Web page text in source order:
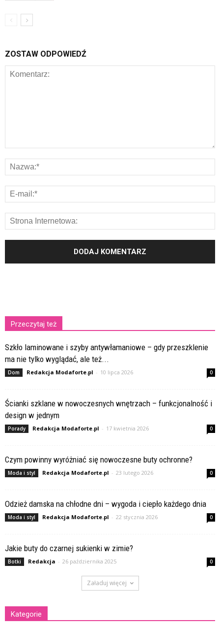
ZOSTAW ODPOWIEDŹ
Przeczytaj też
Szkło laminowane i szyby antywłamaniowe – gdy przeszklenie
ma nie tylko wyglądać, ale też...
Dom Redakcja Modaforte.pl - 10 lipca 2026 0
Ścianki szklane w nowoczesnych wnętrzach – funkcjonalność i
design w jednym
Porady Redakcja Modaforte.pl - 17 kwietnia 2026 0
Czym powinny wyróżniać się nowoczesne buty ochronne?
Moda i styl Redakcja Modaforte.pl - 23 lutego 2026 0
Odzież damska na chłodne dni – wygoda i ciepło każdego dnia
Moda i styl Redakcja Modaforte.pl - 22 stycznia 2026 0
Jakie buty do czarnej sukienki w zimie?
Botki Redakcja - 26 października 2025 0
Załaduj więcej
Kategorie